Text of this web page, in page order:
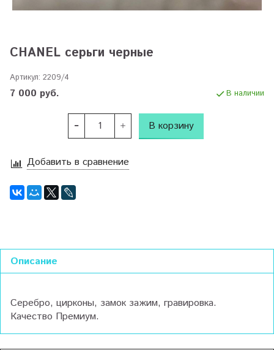
CHANEL серьги черные
Артикул: 2209/4
7 000 руб. В наличии
В корзину
Добавить в сравнение
Описание
Серебро, цирконы, замок зажим, гравировка.
Качество Премиум.